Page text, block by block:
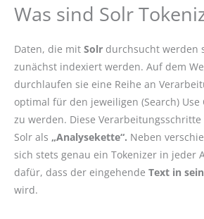
Was sind Solr
Daten, die mit Solr durchsucht werden
zunächst indexiert werden. Auf dem
durchlaufen sie eine Reihe an
optimal für den jeweiligen (Search) Use
zu werden. Diese
Solr als „Analysekette“. Neben
sich stets genau ein Tokenizer in jeder
dafür, dass der eingehende Text in
wird.